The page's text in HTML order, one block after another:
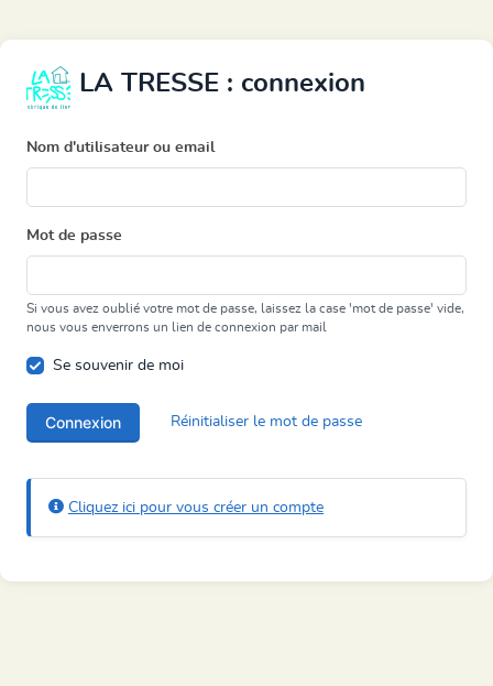
LA TRESSE : connexion
Nom d'utilisateur ou email
Mot de passe
Si vous avez oublié votre mot de passe, laissez la case 'mot de passe' vide,
nous vous enverrons un lien de connexion par mail
Se souvenir de moi
Connexion Réinitialiser le mot de passe
Cliquez ici pour vous créer un compte